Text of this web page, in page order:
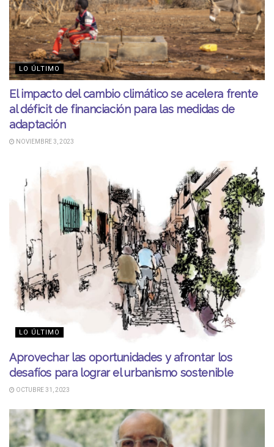
LO ÚLTIMO
El impacto del cambio climático se acelera frente
al déficit de financiación para las medidas de
adaptación
NOVIEMBRE 3, 2023
LO ÚLTIMO
Aprovechar las oportunidades y afrontar los
desafíos para lograr el urbanismo sostenible
OCTUBRE 31, 2023